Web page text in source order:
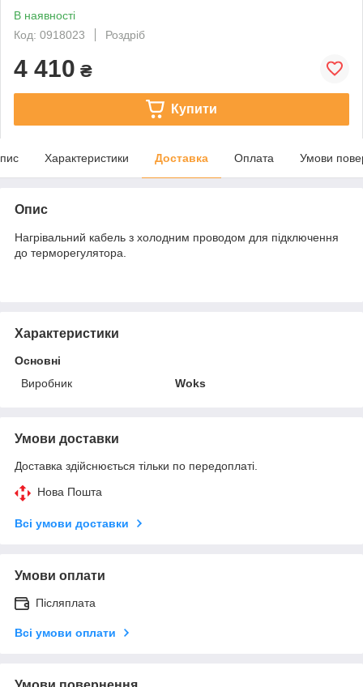
В наявності
Код: 0918023
Роздріб
4 410 ₴
Купити
Характеристики Доставка Оплата Умови
Опис
Нагрівальний кабель з холодним проводом для підключення
до терморегулятора.
Характеристики
Основні
Виробник
Woks
Умови доставки
Доставка здійснюється тільки по передоплаті.
Нова Пошта
Всі умови доставки
Умови оплати
Післяплата
Всі умови оплати